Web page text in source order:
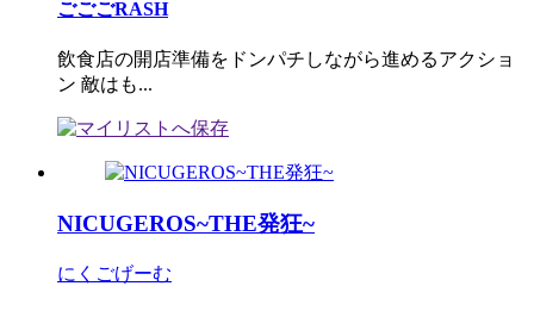
ごごごRASH
飲食店の開店準備をドンパチしながら進めるアクショ
ン 敵はも...
NICUGEROS~THE発狂~
にくごげーむ